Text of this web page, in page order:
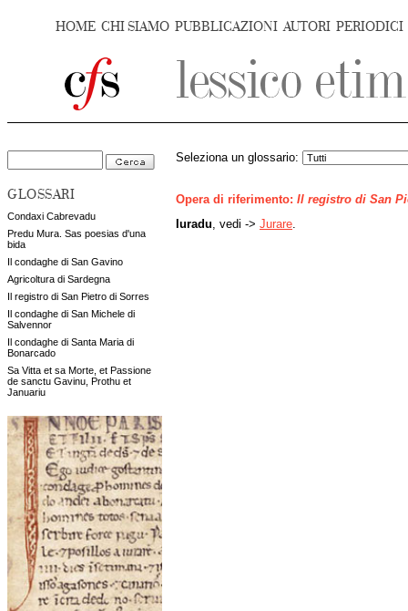
HOME CHI SIAMO PUBBLICAZIONI AUTORI PERIODICI
GLOSSARI
Condaxi Cabrevadu
Predu Mura. Sas poesias d'una
bida
Il condaghe di San Gavino
Agricoltura di Sardegna
Il registro di San Pietro di Sorres
Il condaghe di San Michele di
Salvennor
Il condaghe di Santa Maria di
Bonarcado
Sa Vitta et sa Morte, et Passione
de sanctu Gavinu, Prothu et
Januariu
Seleziona un glossario:
Opera di riferimento: Il registro di San
Iuradu , vedi -> Jurare